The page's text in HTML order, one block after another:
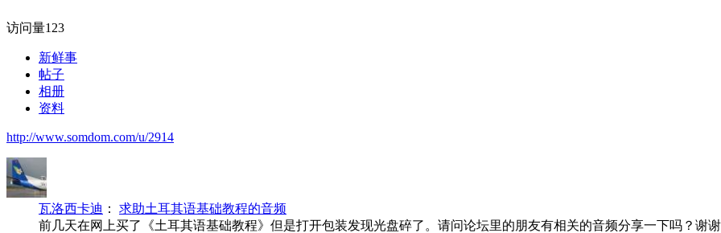
访问量123
新鲜事
帖子
相册
资料
http://www.somdom.com/u/2914
瓦洛西卡迪 ： 求助土耳其语基础教程的音频
前几天在网上买了《土耳其语基础教程》但是打开包装发现光盘碎了。请问论坛里的朋友有相关的音频分享一下吗？谢